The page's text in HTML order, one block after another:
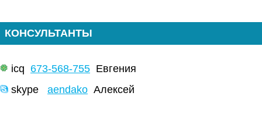
КОНСУЛЬТАНТЫ
icq 673-568-755 Евгения
skype aendako Алексей